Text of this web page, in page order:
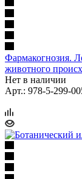
Фармакогнозия.
животного
Нет в наличии
Арт.: 978-5-299-